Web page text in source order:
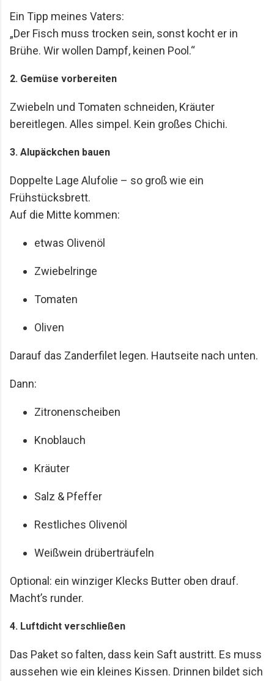
Ein Tipp meines Vaters:
„Der Fisch muss trocken sein, sonst kocht er in
Brühe. Wir wollen Dampf, keinen Pool.“
2. Gemüse vorbereiten
Zwiebeln und Tomaten schneiden, Kräuter
bereitlegen. Alles simpel. Kein großes Chichi.
3. Alupäckchen bauen
Doppelte Lage Alufolie – so groß wie ein
Frühstücksbrett.
Auf die Mitte kommen:
etwas Olivenöl
Zwiebelringe
Tomaten
Oliven
Darauf das Zanderfilet legen. Hautseite nach unten.
Dann:
Zitronenscheiben
Knoblauch
Kräuter
Salz & Pfeffer
Restliches Olivenöl
Weißwein drüberträufeln
Optional: ein winziger Klecks Butter oben drauf.
Macht’s runder.
4. Luftdicht verschließen
Das Paket so falten, dass kein Saft austritt. Es muss
aussehen wie ein kleines Kissen. Drinnen bildet sich